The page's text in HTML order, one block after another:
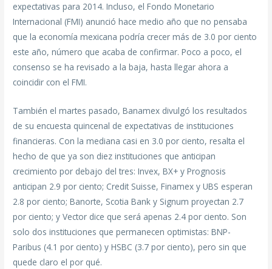
expectativas para 2014. Incluso, el Fondo Monetario
Internacional (FMI) anunció hace medio año que no pensaba
que la economía mexicana podría crecer más de 3.0 por ciento
este año, número que acaba de confirmar. Poco a poco, el
consenso se ha revisado a la baja, hasta llegar ahora a
coincidir con el FMI.
También el martes pasado, Banamex divulgó los resultados
de su encuesta quincenal de expectativas de instituciones
financieras. Con la mediana casi en 3.0 por ciento, resalta el
hecho de que ya son diez instituciones que anticipan
crecimiento por debajo del tres: Invex, BX+ y Prognosis
anticipan 2.9 por ciento; Credit Suisse, Finamex y UBS esperan
2.8 por ciento; Banorte, Scotia Bank y Signum proyectan 2.7
por ciento; y Vector dice que será apenas 2.4 por ciento. Son
solo dos instituciones que permanecen optimistas: BNP-
Paribus (4.1 por ciento) y HSBC (3.7 por ciento), pero sin que
quede claro el por qué.